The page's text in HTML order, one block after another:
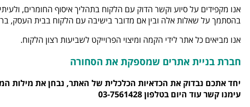
אנו מקפידים על סיוע וקשר הדוק עם הלקוח בתהליך איסוף החומרים,
בהסתמך על שאלות אלה ובין אם מדובר בישיבה עם הלקוח בבית העסק,
אנו מביאים כל אתר לידי הקמה ומיצוי הפרוייקט לשביעות רצון הלקוח.
חברת בניית אתרים שמספקת את הסחורה
יחד אתכם נבדוק את הכדאיות הכלכלית של האתר, נבחן את מילות
עימנו קשר עוד היום בטלפון 03-7561428